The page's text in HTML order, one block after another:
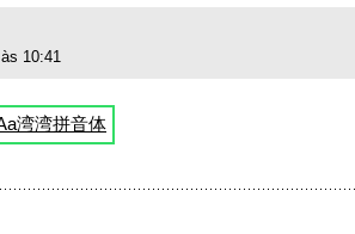
10:41
湾湾拼音体